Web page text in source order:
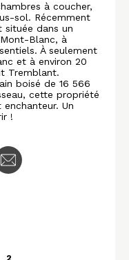
à coucher,
sol. Récemment
située dans un
Blanc, à
À seulement
et à environ 20
Tremblant.
boisé de 16 566
cette propriété
Un
!
2